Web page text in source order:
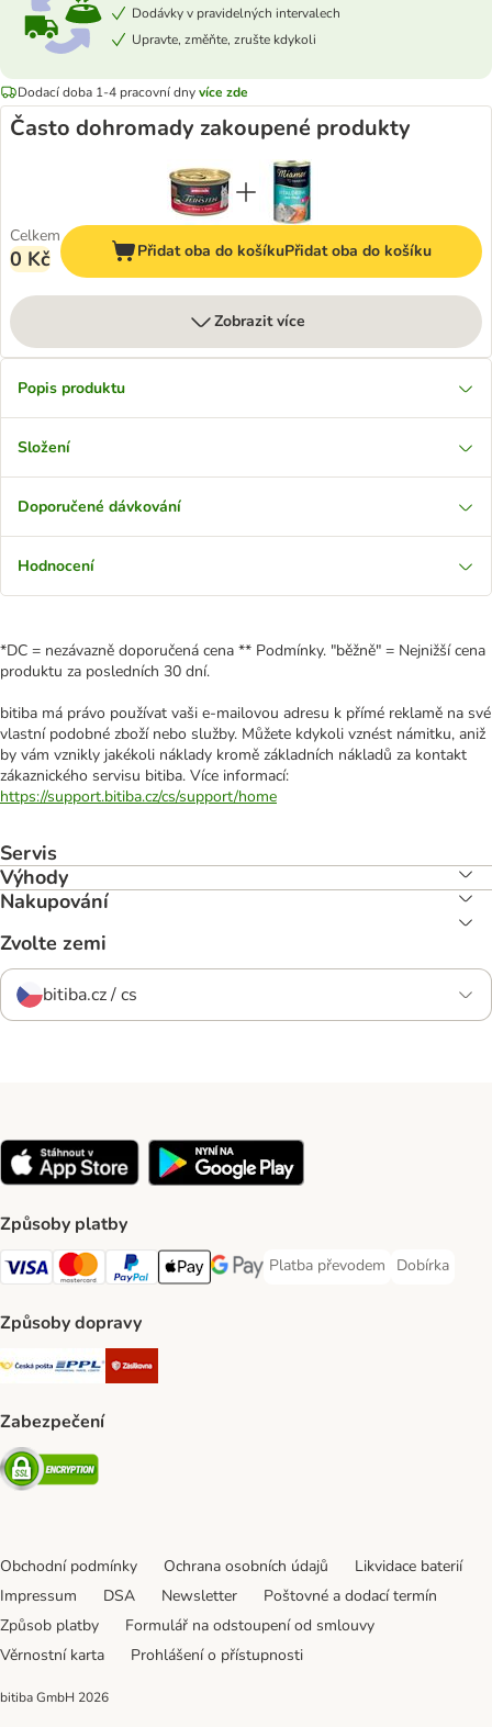
Dodávky v pravidelných intervalech
Upravte, změňte, zrušte kdykoli
Dodací doba 1-4 pracovní dnyvíce zde
Často dohromady zakoupené produkty
Celkem
0 Kč Přidat oba do košíkuPřidat oba do košíku
Zobrazit více
Popis produktu
Složení
Doporučené dávkování
Hodnocení
*DC = nezávazně doporučená cena ** Podmínky. "běžně" = Nejnižší cena
produktu za posledních 30 dní.
bitiba má právo používat vaši e-mailovou adresu k přímé reklamě na své
vlastní podobné zboží nebo služby. Můžete kdykoli vznést námitku, aniž
by vám vznikly jakékoli náklady kromě základních nákladů za kontakt
zákaznického servisu bitiba. Více informací:
https://support.bitiba.cz/cs/support/home
Servis
Výhody
Nakupování
Zvolte zemi
bitiba.cz / cs
Způsoby platby
Visa Payment Method
mastercard Payment Method
PayPal Payment Method
Apple pay Payment Method
Google Pay Payment Method
Platba převodem
Platba převodem Payment
Dobírka
Dobírka
Způsoby dopravy
Česká pošta Shipping Method
PPL Shipping Method
Zabezpečení
Security
Obchodní podmínky Ochrana osobních údajů
Likvidace baterií
Impressum
DSA Newsletter
Poštovné a dodací termín
Způsob platby
Formulář na odstoupení od smlouvy
Věrnostní karta
Prohlášení o přístupnosti
bitiba GmbH 2026